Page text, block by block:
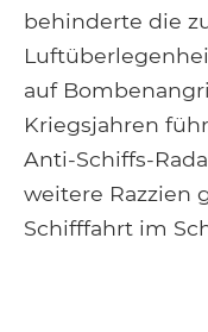
behinderte die
auf
Kriegsjahren
Anti-Schiffs-
weitere Razzien
Schifffahrt im